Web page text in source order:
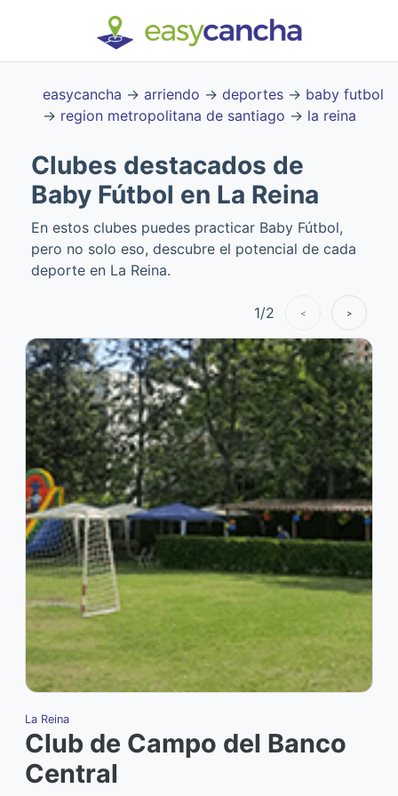
easycancha → arriendo → deportes → baby futbol
→ region metropolitana de santiago → la reina
La Reina
Club de Campo del Banco
Central
Clubes destacados de
Baby Fútbol en La Reina
En estos clubes puedes practicar Baby Fútbol,
pero no solo eso, descubre el potencial de cada
deporte en La Reina.
1/2 < >